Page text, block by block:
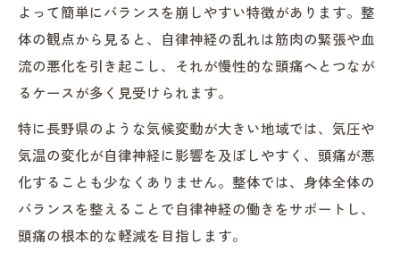
よって簡単にバランスを崩しやすい特徴があります。整
体の観点から見ると、自律神経の乱れは筋肉の緊張や血
流の悪化を引き起こし、それが慢性的な頭痛へとつなが
るケースが多く見受けられます。
特に長野県のような気候変動が大きい地域では、気圧や
気温の変化が自律神経に影響を及ぼしやすく、頭痛が悪
化することも少なくありません。整体では、身体全体の
バランスを整えることで自律神経の働きをサポートし、
頭痛の根本的な軽減を目指します。